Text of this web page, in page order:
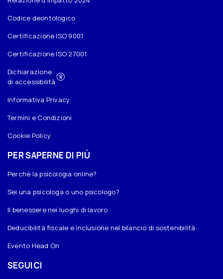
Codice deontologico
Certificazione ISO 9001
Certificazione ISO 27001
Dichiarazione
di accessibilità
Informativa Privacy
Termini e Condizioni
Cookie Policy
PER SAPERNE DI PIÙ
Perché la psicologia online?
Sei una psicologa o uno psicologo?
Il benessere nei luoghi di lavoro
Deducibilità fiscale e inclusione nel bilancio di sostenibilità
Evento Head On
SEGUICI